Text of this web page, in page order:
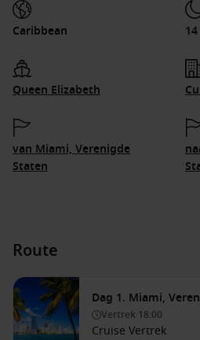
Caribbean
Queen Elizabeth
van Miami, Verenigde
Staten
Route
Dag 1. Miami,
Vertrek 18:00
Cruise Vertrek